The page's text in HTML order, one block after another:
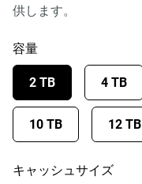
供します。
容量
2 TB 4 TB
10 TB 12 TB
キャッシュサイズ